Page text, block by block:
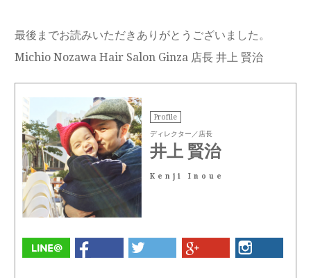
最後までお読みいただきありがとうございました。
Michio Nozawa Hair Salon Ginza 店長 井上 賢治
Profile
ディレクター／店長
井上 賢治
Kenji Inoue